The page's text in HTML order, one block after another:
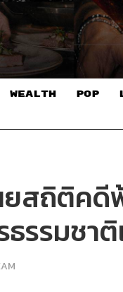
WEALTH POP
ยสถิติคดี
รรมชาติ